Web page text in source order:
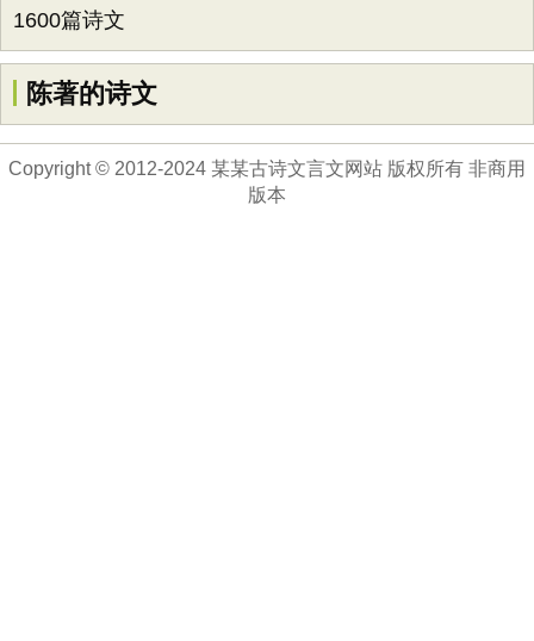
1600篇诗文
陈著的诗文
Copyright © 2012-2024 某某古诗文言文网站 版权所有 非商用
版本